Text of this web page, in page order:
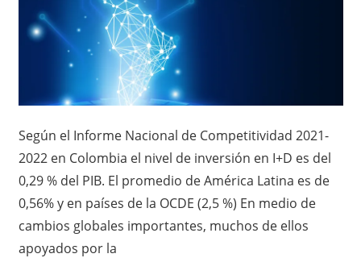
Según el Informe Nacional de Competitividad 2021-
2022 en Colombia el nivel de inversión en I+D es del
0,29 % del PIB. El promedio de América Latina es de
0,56% y en países de la OCDE (2,5 %) En medio de
cambios globales importantes, muchos de ellos
apoyados por la